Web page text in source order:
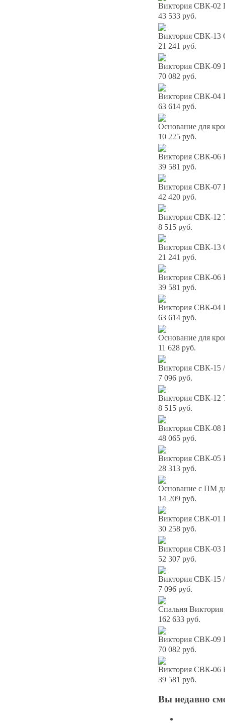
Виктория СВК-02
43 533 руб.
Виктория СВК-13
21 241 руб.
Виктория СВК-09
70 082 руб.
Виктория СВК-04
63 614 руб.
Основание для
10 225 руб.
Виктория СВК-06
39 581 руб.
Виктория СВК-07
42 420 руб.
Виктория СВК-12
8 515 руб.
Виктория СВК-13
21 241 руб.
Виктория СВК-06
39 581 руб.
Виктория СВК-04
63 614 руб.
Основание для
11 628 руб.
Виктория СВК-15
7 096 руб.
Виктория СВК-12
8 515 руб.
Виктория СВК-08
48 065 руб.
Виктория СВК-05
28 313 руб.
Основание с ПМ
14 209 руб.
Виктория СВК-01
30 258 руб.
Виктория СВК-03
52 307 руб.
Виктория СВК-15
7 096 руб.
Спальня
162 633 руб.
Виктория СВК-09
70 082 руб.
Виктория СВК-06
39 581 руб.
Вы недавно